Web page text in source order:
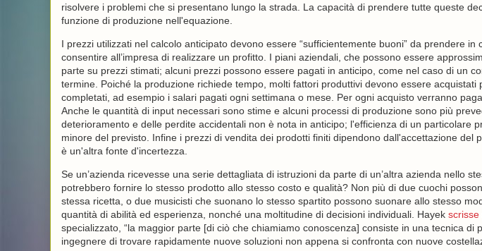
risolvere i problemi che si presentano lungo la strada. La capacità di prendere tutte queste
funzione di produzione nell'equazione.
I prezzi utilizzati nel calcolo anticipato devono essere “sufficientemente buoni” da prendere
consentire all’impresa di realizzare un profitto. I piani aziendali, che possono essere
parte su prezzi stimati; alcuni prezzi possono essere pagati in anticipo, come nel caso di un
termine. Poiché la produzione richiede tempo, molti fattori produttivi devono essere acquistati
completati, ad esempio i salari pagati ogni settimana o mese. Per ogni acquisto verranno
Anche le quantità di input necessari sono stime e alcuni processi di produzione sono più
deterioramento e delle perdite accidentali non è nota in anticipo; l'efficienza di un particolare
minore del previsto. Infine i prezzi di vendita dei prodotti finiti dipendono dall'accettazione del
è un'altra fonte d'incertezza.
Se un’azienda ricevesse una serie dettagliata di istruzioni da parte di un’altra azienda nello
potrebbero fornire lo stesso prodotto allo stesso costo e qualità? Non più di due cuochi
stessa ricetta, o due musicisti che suonano lo stesso spartito possono suonare allo stesso
quantità di abilità ed esperienza, nonché una moltitudine di decisioni individuali. Hayek scrisse
specializzato, “la maggior parte [di ciò che chiamiamo conoscenza] consiste in una tecnica di
ingegnere di trovare rapidamente nuove soluzioni non appena si confronta con nuove